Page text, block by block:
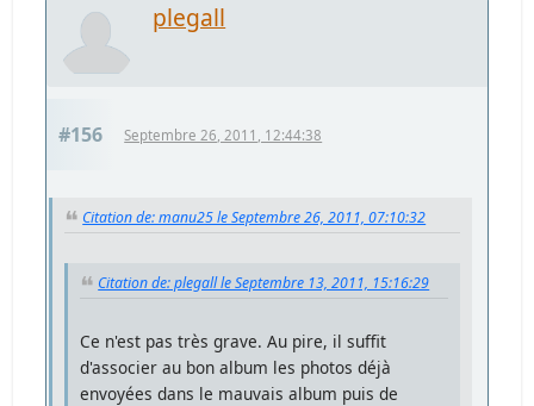
plegall
#156 Septembre 26, 2011, 12:44:38
Citation de: manu25 le Septembre 26, 2011, 07:10:32
Citation de: plegall le Septembre 13, 2011, 15:16:29
Ce n'est pas très grave. Au pire, il suffit
d'associer au bon album les photos déjà
envoyées dans le mauvais album puis de